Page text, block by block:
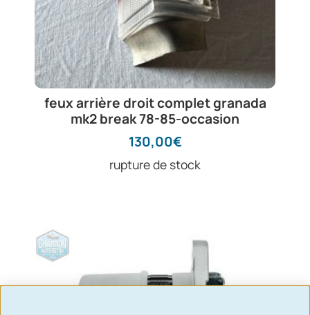
feux arrière droit complet granada
mk2 break 78-85-occasion
130,00€
rupture de stock